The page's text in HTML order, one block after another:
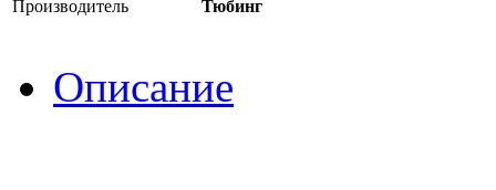
Производитель Тюбинг
Описание